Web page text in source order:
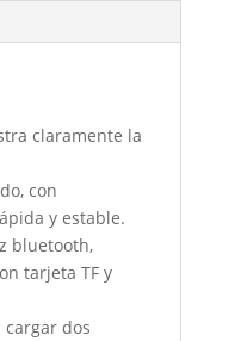
claramente la
con
y estable.
bluetooth,
tarjeta TF y
dos